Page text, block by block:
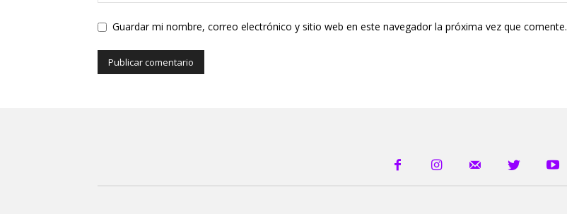
Guardar mi nombre, correo electrónico y sitio web en este navegador la próxima vez que comente.